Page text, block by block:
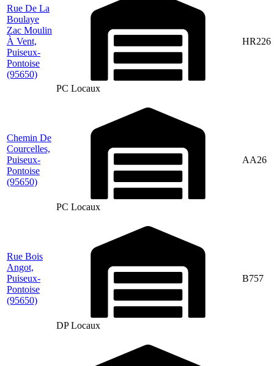
Rue De La
Boulaye
Zac Moulin
À Vent,
Puiseux-
Pontoise
(95650)
PC Locaux
HR226
Chemin De
Courcelles,
Puiseux-
Pontoise
(95650)
PC Locaux
AA26
Rue Bois
Angot,
Puiseux-
Pontoise
(95650)
DP Locaux
B757